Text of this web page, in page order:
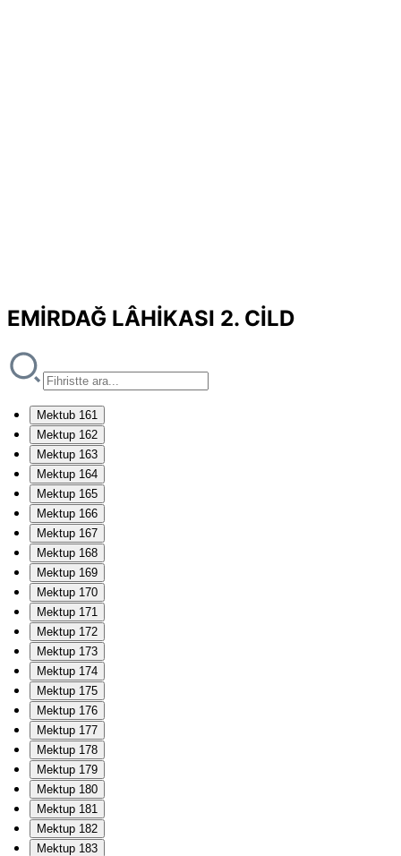
EMİRDAĞ LÂHİKASI 2. CİLD
Mektub 161
Mektup 162
Mektup 163
Mektup 164
Mektup 165
Mektup 166
Mektup 167
Mektup 168
Mektup 169
Mektup 170
Mektup 171
Mektup 172
Mektup 173
Mektup 174
Mektup 175
Mektup 176
Mektup 177
Mektup 178
Mektup 179
Mektup 180
Mektup 181
Mektup 182
Mektup 183